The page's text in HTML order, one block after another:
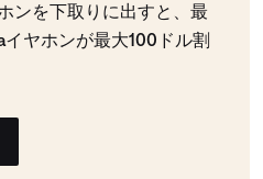
ンを下取りに出すと、最
ヤホンが最大100ドル割